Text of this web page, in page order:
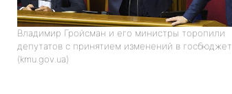
Владимир Гройсман и его министры торопили
депутатов с принятием изменений в госбюджет
(kmu.gov.ua)